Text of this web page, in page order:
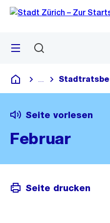
Navigation
Sprunglink
Menü
Deutsch
Blende alle
Seite vorlesen
Februar
Seite drucken